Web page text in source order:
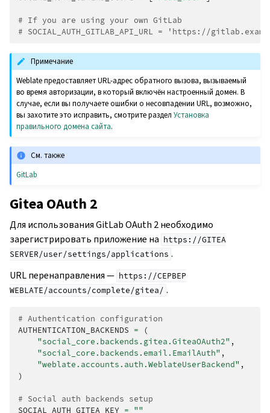
# If you are using your own GitLab
# SOCIAL_AUTH_GITLAB_API_URL = 'https://
Примечание
Weblate предоставляет URL-адрес обратного вызова, вызываемый
во время авторизации, в который включён настроенный домен. В
случае, если вы получаете ошибки о несовпадении URL, возможно,
вы захотите это исправить, смотрите разделУстановка
правильного домена сайта.
См. также
GitLab
Gitea OAuth 2
Для использования GitLab OAuth 2 необходимо
зарегистрировать приложение на https://GITEA
SERVER/user/settings/applications .
URL перенаправления — https://СЕРВЕР
WEBLATE/accounts/complete/gitea/ .
# Authentication configuration
AUTHENTICATION_BACKENDS =
(
"social_core.backends.gitea.GiteaOAuth2" ,
"social_core.backends.email.EmailAuth" ,
"weblate.accounts.auth.WeblateUserBackend" ,
)
# Social auth backends setup
SOCIAL_AUTH_GITEA_KEY = ""